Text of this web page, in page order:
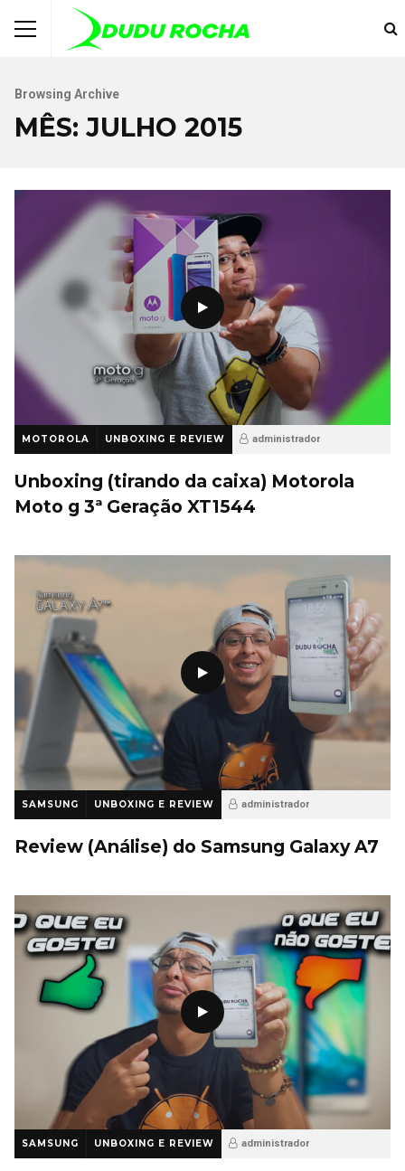
Browsing Archive
MÊS: JULHO 2015
MOTOROLA UNBOXING E REVIEW administrador
Unboxing (tirando da caixa) Motorola
Moto g 3ª Geração XT1544
SAMSUNG UNBOXING E REVIEW administrador
Review (Análise) do Samsung Galaxy A7
SAMSUNG UNBOXING E REVIEW administrador